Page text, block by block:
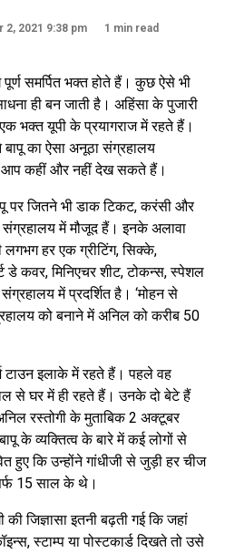
2021 9:38 pm 1 min read
समर्पित भक्त होते हैं। कुछ ऐसे भी
ही बन जाती है। अहिंसा के पुजारी
एक भक्त यूपी के प्रयागराज में रहते हैं।
का ऐसा अनूठा संग्रहालय
आप कहीं और नहीं देख सकते हैं।
पर जितने भी डाक टिकट, करंसी और
संग्रहालय में मौजूद हैं। इनके अलावा
लगभग हर एक ग्रीटिंग, सिक्के,
डे कवर, मिनिएचर शीट, टोकन्स, स्पेशल
में प्रदर्शित है। ‘मोहन से
को बनाने में अनिल को करीब 50
टाउन इलाके में रहते हैं। पहले वह
से घर में ही रहते हैं। उनके दो बेटे हैं
रस्तोगी के मुताबिक 2 अक्टूबर
के व्यक्तित्व के बारे में कई लोगों से
हुए कि उन्होंने गांधीजी से जुड़ी हर चीज
15 साल के थे।
जिज्ञासा इतनी बढ़ती गई कि जहां
स्टाम्प या पोस्टकार्ड दिखते तो उसे